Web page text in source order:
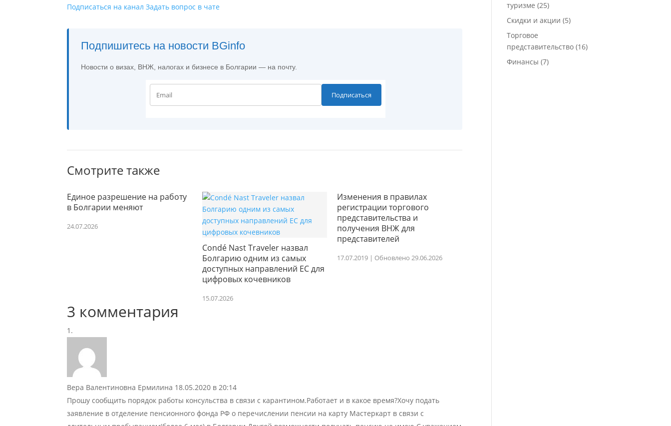
Подписаться на канал Задать вопрос в чате
Подпишитесь на новости BGinfo
Новости о визах, ВНЖ, налогах и бизнесе в Болгарии — на почту.
Подписаться
Смотрите также
Единое разрешение на работу
в Болгарии меняют
24.07.2026
Condé Nast Traveler назвал
Болгарию одним из самых
доступных направлений ЕС для
цифровых кочевников
15.07.2026
Изменения в правилах
регистрации торгового
представительства и
получения ВНЖ для
представителей
17.07.2019 | Обновлено 29.06.2026
3 комментария
Вера Валентиновна Ермилина 18.05.2020 в 20:14
Прошу сообщить порядок работы консульства в связи с карантином.Работает и в какое время?Хочу подать
заявление в отделение пенсионного фонда РФ о перечислении пенсии на карту Мастеркарт в связи с
туризме (25)
Скидки и акции (5)
Торговое
представительство (16)
Финансы (7)